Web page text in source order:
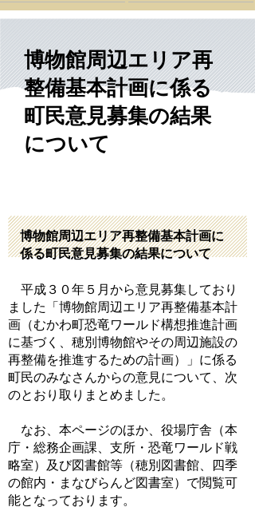
博物館周辺エリア再
整備基本計画に係る
町民意見募集の結果
について
博物館周辺エリア再整備基本計画に
係る町民意見募集の結果について
平成３０年５月から意見募集しており
ました「博物館周辺エリア再整備基本計
画（むかわ町恐竜ワールド構想推進計画
に基づく、穂別博物館やその周辺施設の
再整備を推進するための計画）」に係る
町民のみなさんからの意見について、次
のとおり取りまとめました。
なお、本ページのほか、役場庁舎（本
庁・総務企画課、支所・恐竜ワールド戦
略室）及び図書館等（穂別図書館、四季
の館内・まなびらんど図書室）で閲覧可
能となっております。